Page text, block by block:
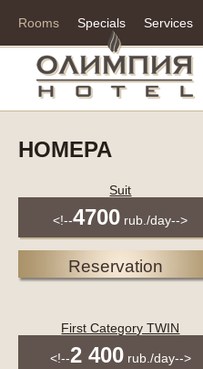
Rooms Specials Services
НОМЕРА
Suit
<!--4700 rub./day-->
Reservation
First Category TWIN
<!--2 400 rub./day-->